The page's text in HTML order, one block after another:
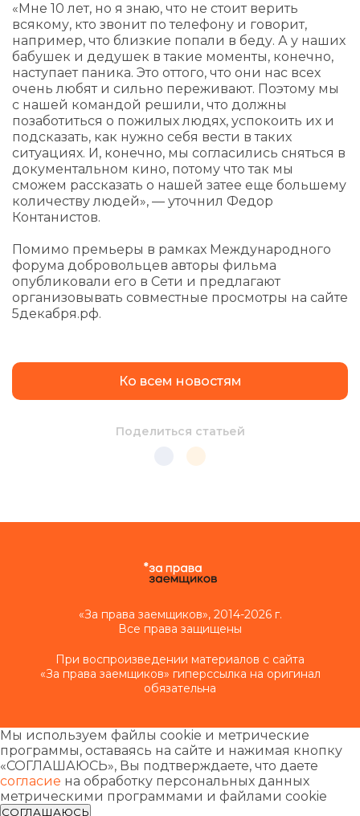
«Мне 10 лет, но я знаю, что не стоит верить
всякому, кто звонит по телефону и говорит,
например, что близкие попали в беду. А у наших
бабушек и дедушек в такие моменты, конечно,
наступает паника. Это оттого, что они нас всех
очень любят и сильно переживают. Поэтому мы
с нашей командой решили, что должны
позаботиться о пожилых людях, успокоить их и
подсказать, как нужно себя вести в таких
ситуациях. И, конечно, мы согласились сняться в
документальном кино, потому что так мы
сможем рассказать о нашей затее еще большему
количеству людей», — уточнил Федор
Контанистов.
Помимо премьеры в рамках Международного
форума добровольцев авторы фильма
опубликовали его в Сети и предлагают
организовывать совместные просмотры на сайте
5декабря.рф.
Ко всем новостям
Поделиться статьей
«За права заемщиков», 2014-2026 г.
Все права защищены
При воспроизведении материалов с сайта
«За права заемщиков» гиперссылка на оригинал
обязательна
Мы используем файлы cookie и метрические
программы, оставаясь на сайте и нажимая кнопку
«СОГЛАШАЮСЬ», Вы подтверждаете, что даете
согласие на обработку персональных данных
метрическими программами и файлами cookie
СОГЛАШАЮСЬ